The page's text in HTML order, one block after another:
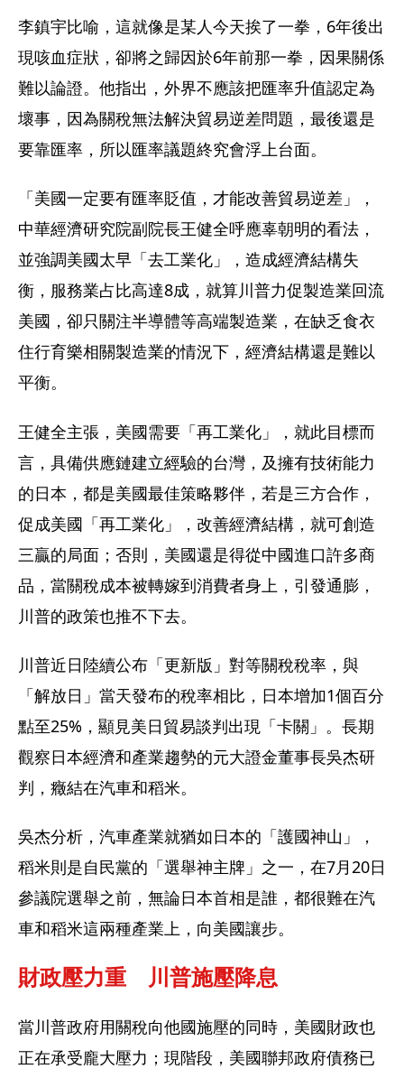
李鎮宇比喻，這就像是某人今天挨了一拳，6年後出
現咳血症狀，卻將之歸因於6年前那一拳，因果關係
難以論證。他指出，外界不應該把匯率升值認定為
壞事，因為關稅無法解決貿易逆差問題，最後還是
要靠匯率，所以匯率議題終究會浮上台面。
「美國一定要有匯率貶值，才能改善貿易逆差」，
中華經濟研究院副院長王健全呼應辜朝明的看法，
並強調美國太早「去工業化」，造成經濟結構失
衡，服務業占比高達8成，就算川普力促製造業回流
美國，卻只關注半導體等高端製造業，在缺乏食衣
住行育樂相關製造業的情況下，經濟結構還是難以
平衡。
王健全主張，美國需要「再工業化」，就此目標而
言，具備供應鏈建立經驗的台灣，及擁有技術能力
的日本，都是美國最佳策略夥伴，若是三方合作，
促成美國「再工業化」，改善經濟結構，就可創造
三贏的局面；否則，美國還是得從中國進口許多商
品，當關稅成本被轉嫁到消費者身上，引發通膨，
川普的政策也推不下去。
川普近日陸續公布「更新版」對等關稅稅率，與
「解放日」當天發布的稅率相比，日本增加1個百分
點至25%，顯見美日貿易談判出現「卡關」。長期
觀察日本經濟和產業趨勢的元大證金董事長吳杰研
判，癥結在汽車和稻米。
吳杰分析，汽車產業就猶如日本的「護國神山」，
稻米則是自民黨的「選舉神主牌」之一，在7月20日
參議院選舉之前，無論日本首相是誰，都很難在汽
車和稻米這兩種產業上，向美國讓步。
財政壓力重　川普施壓降息
當川普政府用關稅向他國施壓的同時，美國財政也
正在承受龐大壓力；現階段，美國聯邦政府債務已